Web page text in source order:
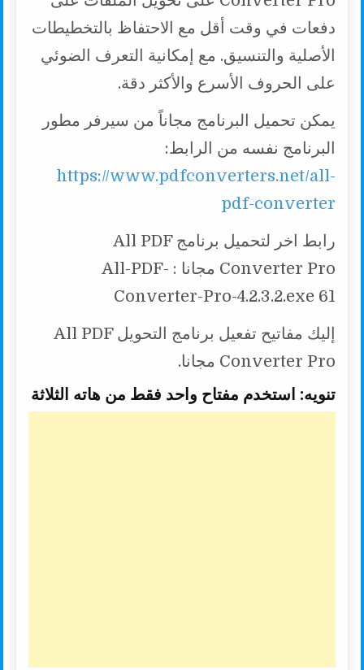
دفعات في وقت أقل مع الاحتفاظ بالتخطيطات
الأصلية والتنسيق. مع إمكانية التعرف الضوئي
على الحروف الأسرع والأكثر دقة.
يمكن تحميل البرنامج مجاناً من سيرفر مطور
البرنامج نفسه من الرابط:
https://www.pdfconverters.net/all-
pdf-converter
رابط اخر لتحميل برنامج All PDF
Converter Pro مجانا : All-PDF-
Converter-Pro-4.2.3.2.exe 61
إليك مفاتيح تفعيل برنامج التحويل All PDF
Converter Pro مجانا.
تنويه: استخدم مفتاح واحد فقط من هاته الثلاثة